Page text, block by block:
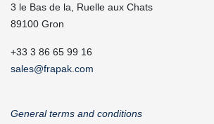
3 le Bas de la, Ruelle aux Chats
89100 Gron
+33 3 86 65 99 16
sales@frapak.com
General terms and conditions